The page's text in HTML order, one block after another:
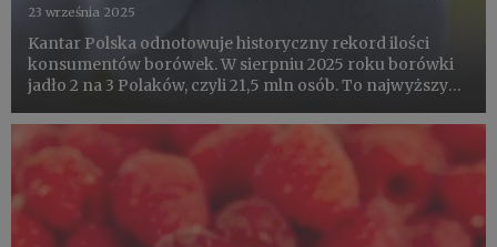
23 września 2025
Kantar Polska odnotowuje historyczny rekord ilości
konsumentów borówek. W sierpniu 2025 roku borówki
jadło 2 na 3 Polaków, czyli 21,5 mln osób. To najwyższy
monitoringu konsumpcji. O sukcesie borówki Klaudia
Kącka-Janelt...